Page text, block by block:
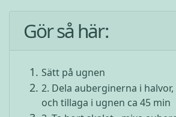
Gör så här:
Sätt på ugnen
2. Dela auberginerna i
och tillaga i ugnen ca 45 min